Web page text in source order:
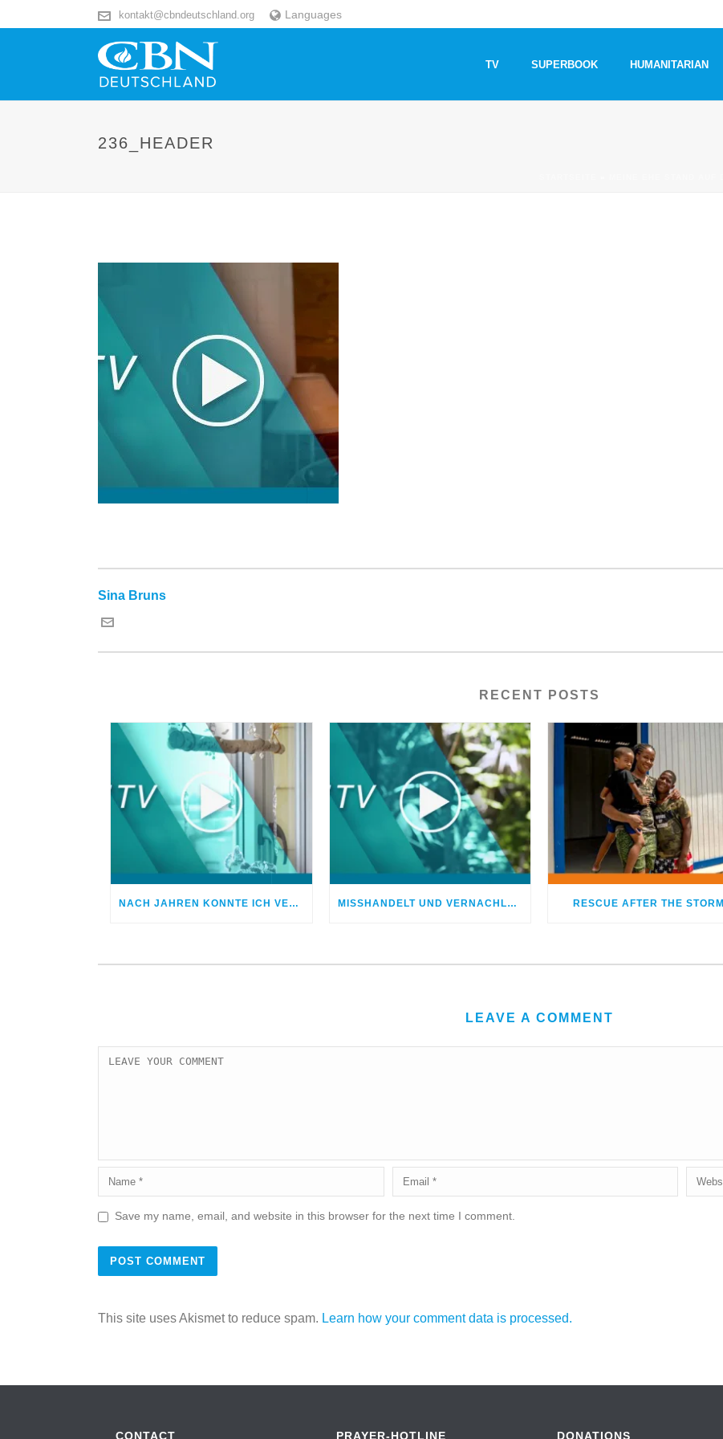
kontakt@cbndeutschland.org Languages
TV SUPERBOOK HUMANITARIAN
236_HEADER
Sina Bruns
RECENT POSTS
NACH JAHREN KONNTE ICH VERGEBEN MISSHANDELT UND VERNACHLÄSSIGT – DOCH GOTT HEILTE MEINE WUNDEN RESCUE AFTER THE STORM
LEAVE A COMMENT
Save my name, email, and website in this browser for the next time I comment.
This site uses Akismet to reduce spam. Learn how your comment data is processed.
CONTACT PRAYER-HOTLINE DONATIONS